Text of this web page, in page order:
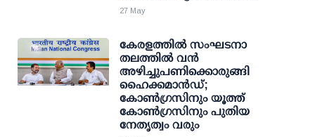
27 May
കേരളത്തില്‍ സംഘടനാ
തലത്തില്‍ വന്‍
അഴിച്ചുപണിക്കൊരുങ്ങി
ഹൈക്കമാന്‍ഡ്;
കോണ്‍ഗ്രസിനും യൂത്ത്
കോണ്‍ഗ്രസിനും പുതിയ
നേതൃത്വം വരും